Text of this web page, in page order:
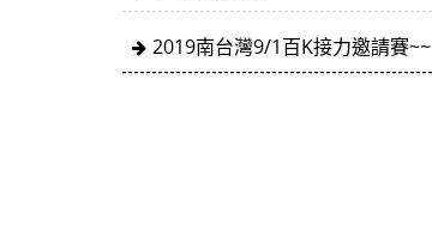
2019南台灣9/1百K接力邀請賽~~